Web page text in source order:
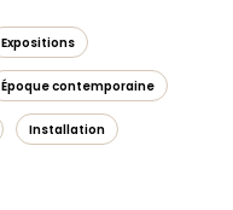
Expositions
Époque contemporaine
Installation